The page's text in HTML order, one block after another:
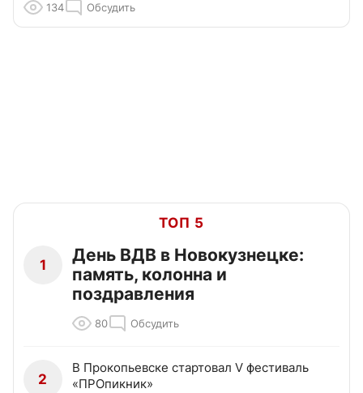
134 Обсудить
ТОП 5
1
День ВДВ в Новокузнецке:
память, колонна и
поздравления
80 Обсудить
2
В Прокопьевске стартовал V фестиваль
«ПРОпикник»